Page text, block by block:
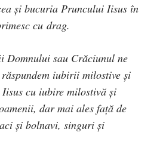
şi bucuria Pruncului Iisus în
cu drag.
Domnului sau Crăciunul ne
iubirii milostive şi
cu iubire milostivă şi
dar mai ales faţă de
şi bolnavi, singuri şi